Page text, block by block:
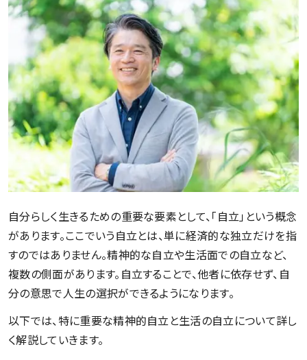
自分らしく生きるための重要な要素として、「自立」という概念
があります。ここでいう自立とは、単に経済的な独立だけを指
すのではありません。精神的な自立や生活面での自立など、
複数の側面があります。自立することで、他者に依存せず、自
分の意思で人生の選択ができるようになります。
以下では、特に重要な精神的自立と生活の自立について詳し
く解説していきます。